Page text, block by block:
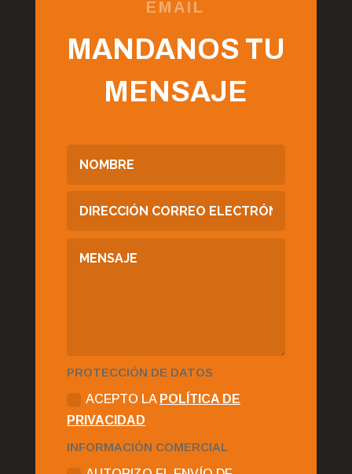
EMAIL
MANDANOS TU
MENSAJE
PROTECCIÓN DE DATOS
ACEPTO LA POLÍTICA DE
PRIVACIDAD
INFORMACIÓN COMERCIAL